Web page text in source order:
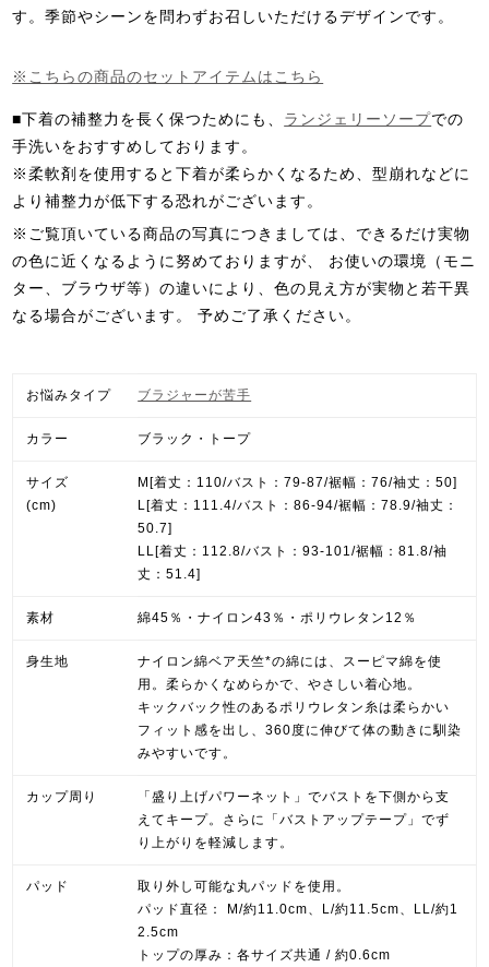
す。季節やシーンを問わずお召しいただけるデザインです。
※こちらの商品のセットアイテムはこちら
■下着の補整力を長く保つためにも、 ランジェリーソープでの
手洗いをおすすめしております。
※柔軟剤を使用すると下着が柔らかくなるため、型崩れなどに
より補整力が低下する恐れがございます。
※ご覧頂いている商品の写真につきましては、できるだけ実物
の色に近くなるように努めておりますが、 お使いの環境（モニ
ター、ブラウザ等）の違いにより、色の見え方が実物と若干異
なる場合がございます。
予めご了承ください。
お悩みタイプ ブラジャーが苦手
カラー ブラック・トープ
サイズ
(cm)
M[着丈：110/バスト：79-87/裾幅：76/袖丈：50]
L[着丈：111.4/バスト：86-94/裾幅：78.9/袖丈：
50.7]
LL[着丈：112.8/バスト：93-101/裾幅：81.8/袖
丈：51.4]
素材 綿45％・ナイロン43％・ポリウレタン12％
身生地
ナイロン綿ベア天竺*の綿には、スーピマ綿を使
用。柔らかくなめらかで、やさしい着心地。
キックバック性のあるポリウレタン糸は柔らかい
フィット感を出し、360度に伸びて体の動きに馴染
みやすいです。
カップ周り
「盛り上げパワーネット」でバストを下側から支
えてキープ。さらに「バストアップテープ」でず
り上がりを軽減します。
パッド
取り外し可能な丸パッドを使用。
パッド直径： M/約11.0cm、L/約11.5cm、LL/約1
2.5cm
トップの厚み：各サイズ共通 / 約0.6cm